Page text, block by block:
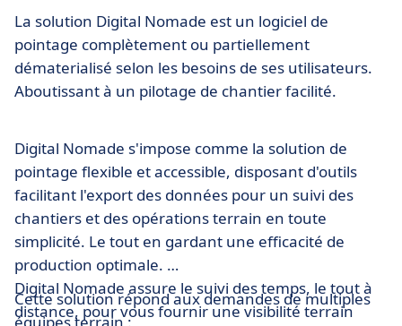
La solution Digital Nomade est un logiciel de
pointage complètement ou partiellement
dématerialisé selon les besoins de ses utilisateurs.
Aboutissant à un pilotage de chantier facilité.
Digital Nomade s'impose comme la solution de
pointage flexible et accessible, disposant d'outils
facilitant l'export des données pour un suivi des
chantiers et des opérations terrain en toute
simplicité. Le tout en gardant une efficacité de
production optimale.
Digital Nomade assure le suivi des temps, le tout à
distance, pour vous fournir une visibilité terrain
Cette solution répond aux demandes de multiples